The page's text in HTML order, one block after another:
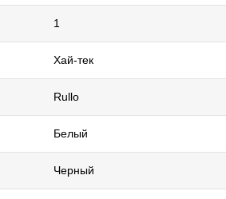
1
Хай-тек
Rullo
Белый
Черный